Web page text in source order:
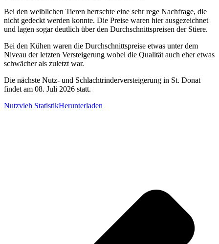
Bei den weiblichen Tieren herrschte eine sehr rege Nachfrage, die
nicht gedeckt werden konnte. Die Preise waren hier ausgezeichnet
und lagen sogar deutlich über den Durchschnittspreisen der Stiere.
Bei den Kühen waren die Durchschnittspreise etwas unter dem
Niveau der letzten Versteigerung wobei die Qualität auch eher etwas
schwächer als zuletzt war.
Die nächste Nutz- und Schlachtrinderversteigerung in St. Donat
findet am 08. Juli 2026 statt.
Nutzvieh StatistikHerunterladen